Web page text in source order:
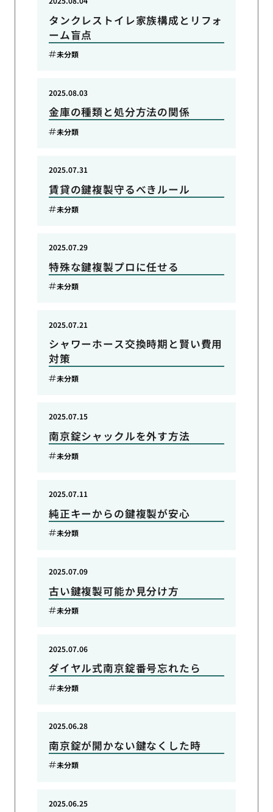
タンクレストイレ家族構成とリフォ
ーム盲点
未分類
金庫の種類と処分方法の関係
2025.08.03
未分類
賃貸の鍵複製守るべきルール
2025.07.31
未分類
特殊な鍵複製プロに任せる
2025.07.29
未分類
シャワーホース交換時期と賢い費用
対策
2025.07.21
未分類
南京錠シャックルを外す方法
2025.07.15
未分類
純正キーからの鍵複製が安心
2025.07.11
未分類
古い鍵複製可能か見分け方
2025.07.09
未分類
ダイヤル式南京錠番号忘れたら
2025.07.06
未分類
南京錠が開かない鍵なくした時
2025.06.28
未分類
2025.06.25